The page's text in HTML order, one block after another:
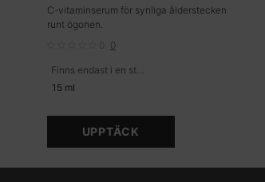
C-vitaminserum för synliga ålderstecken
runt ögonen.
0
Finns endast i en storlek
15 ml
UPPTÄCK